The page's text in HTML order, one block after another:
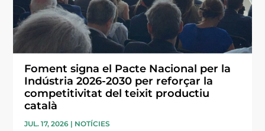
Foment signa el Pacte Nacional per la
Indústria 2026-2030 per reforçar la
competitivitat del teixit productiu
català
JUL. 17, 2026 | NOTÍCIES